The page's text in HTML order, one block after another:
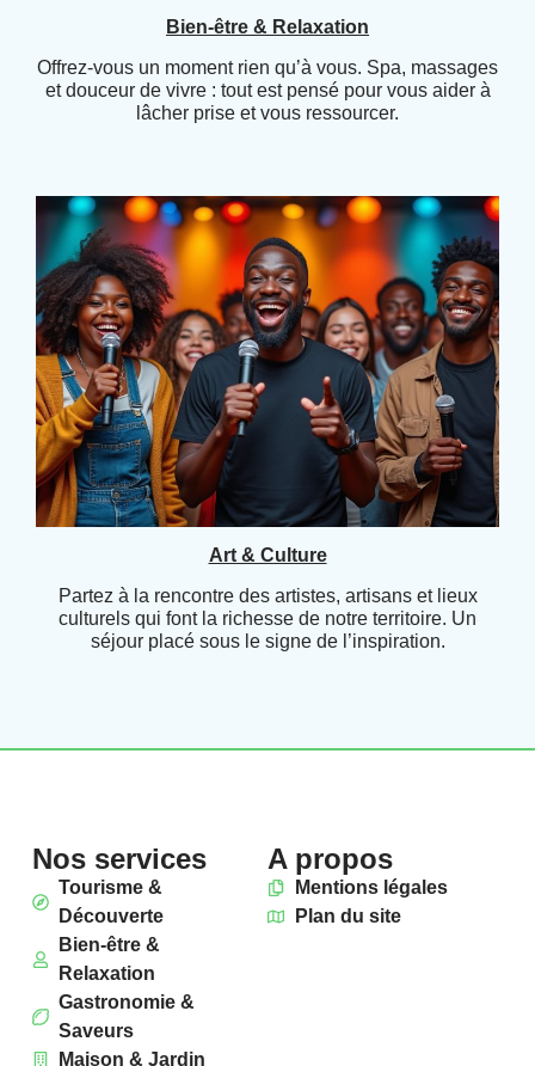
Bien-être & Relaxation
Offrez-vous un moment rien qu’à vous. Spa, massages
et douceur de vivre : tout est pensé pour vous aider à
lâcher prise et vous ressourcer.
Art & Culture
Partez à la rencontre des artistes, artisans et lieux
culturels qui font la richesse de notre territoire. Un
séjour placé sous le signe de l’inspiration.
Nos services
Tourisme &
Découverte
Bien-être &
Relaxation
Gastronomie &
Saveurs
Maison & Jardin
A propos
Mentions légales
Plan du site